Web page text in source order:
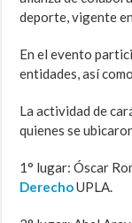
deporte, vigente
En el evento
entidades, así
La actividad de
quienes se
1° lugar: Óscar
DerechoUPLA.